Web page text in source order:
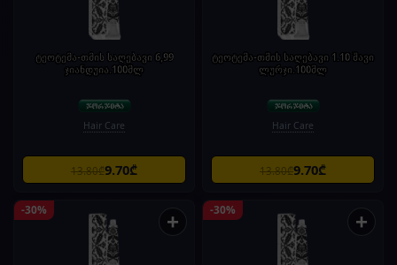
ტეოტემა-თმის საღებავი 6,99
ჯიანდუია.100მლ
Hair Care
13.80₾9.70₾
ტეოტემა-თმის საღებავი 1.10 შავი
ლურჯი.100მლ
Hair Care
13.80₾9.70₾
-30% + -30% +